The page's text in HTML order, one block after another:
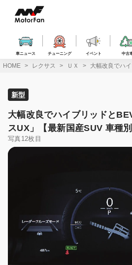
ス
車ニュース チューニング イベント 中古
HOME レクサス ＵＸ 大幅改良でハ
新型
大幅改良でハイブリッドと
スUX」【最新国産SUV 車種
写真12枚目